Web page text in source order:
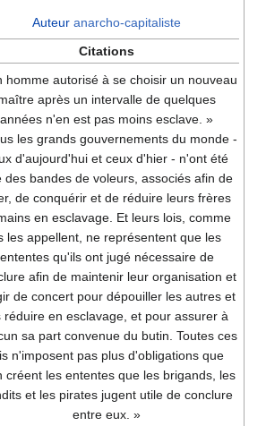
Auteur anarcho-capitaliste
Citations
homme autorisé à se choisir un nouveau
après un intervalle de quelques
années n'en est pas moins esclave. »
les grands gouvernements du monde -
d'aujourd'hui et ceux d'hier - n'ont été
des bandes de voleurs, associés afin de
de conquérir et de réduire leurs frères
en esclavage. Et leurs lois, comme
les appellent, ne représentent que les
ententes qu'ils ont jugé nécessaire de
afin de maintenir leur organisation et
de concert pour dépouiller les autres et
réduire en esclavage, et pour assurer à
sa part convenue du butin. Toutes ces
n'imposent pas plus d'obligations que
créent les ententes que les brigands, les
et les pirates jugent utile de conclure
entre eux. »